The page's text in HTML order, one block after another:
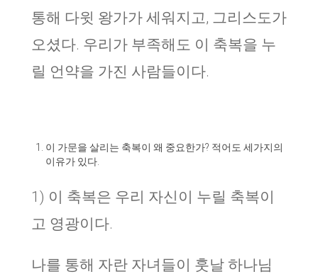
통해 다윗 왕가가 세워지고, 그리스도가
오셨다. 우리가 부족해도 이 축복을 누
릴 언약을 가진 사람들이다.
이 가문을 살리는 축복이 왜 중요한가? 적어도 세가지의
이유가 있다.
1) 이 축복은 우리 자신이 누릴 축복이
고 영광이다.
나를 통해 자란 자녀들이 훗날 하나님